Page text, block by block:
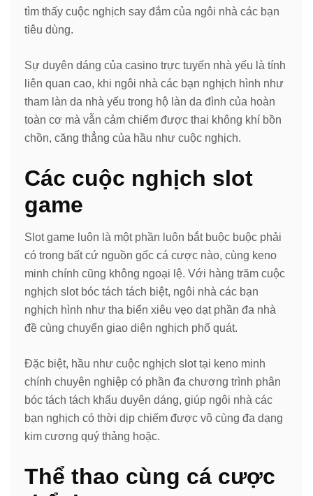
tìm thấy cuộc nghịch say đắm của ngôi nhà các bạn
tiêu dùng.
Sự duyên dáng của casino trực tuyến nhà yếu là tính
liên quan cao, khi ngôi nhà các bạn nghịch hình như
tham làn da nhà yếu trong hộ làn da đình của hoàn
toàn cơ mà vẫn cảm chiếm được thai không khí bồn
chồn, căng thẳng của hầu như cuộc nghịch.
Các cuộc nghịch slot
game
Slot game luôn là một phần luôn bắt buộc buộc phải
có trong bất cứ nguồn gốc cá cược nào, cùng keno
minh chính cũng không ngoại lệ. Với hàng trăm cuộc
nghịch slot bóc tách tách biệt, ngôi nhà các bạn
nghịch hình như tha biển xiêu vẹo dạt phần đa nhà
đề cùng chuyển giao diện nghịch phổ quát.
Đặc biệt, hầu như cuộc nghịch slot tại keno minh
chính chuyên nghiệp có phần đa chương trình phân
bóc tách tách khấu duyên dáng, giúp ngôi nhà các
bạn nghịch có thời dịp chiếm được vô cùng đa dạng
kim cương quý thảng hoặc.
Thể thao cùng cá cược